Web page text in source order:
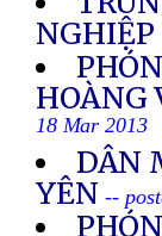
NGHIỆP
HOÀNG
18 Mar 2013
DÂN
YÊN--